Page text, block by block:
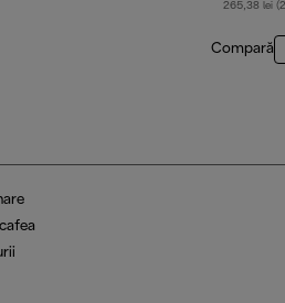
265,38 lei
Compară